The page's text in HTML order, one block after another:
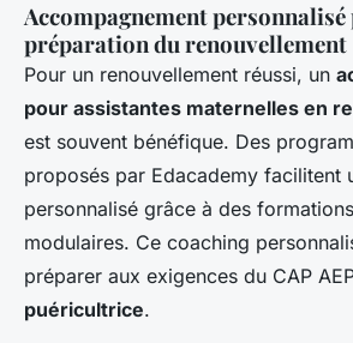
Accompagnement
préparation du renouvellement
Pour un renouvellement réussi, un
pour assistantes maternelles en
est souvent bénéfique. Des
proposés par Edacademy facilitent
personnalisé grâce à des
modulaires. Ce coaching
préparer aux exigences du CAP
puéricultrice.